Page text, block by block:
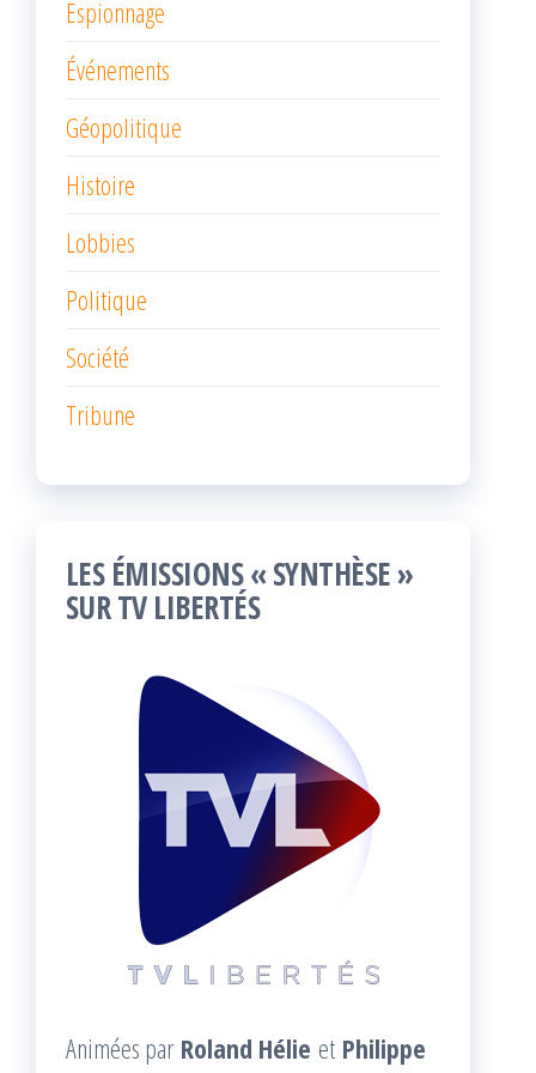
Espionnage
Événements
Géopolitique
Histoire
Lobbies
Politique
Société
Tribune
LES ÉMISSIONS « SYNTHÈSE »
SUR TV LIBERTÉS
Animées par Roland Hélie et Philippe